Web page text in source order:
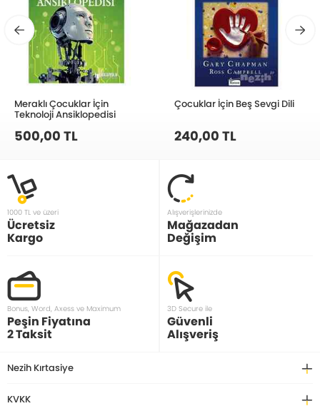
Meraklı Çocuklar İçin
Teknoloji Ansiklopedisi
500,00 TL
Çocuklar İçin Beş Sevgi Dili
240,00 TL
1000 TL ve üzeri
Ücretsiz
Kargo
Alışverişlerinizde
Mağazadan
Değişim
Bonus, Word, Axess ve Maximum
Peşin Fiyatına
2 Taksit
3D Secure ile
Güvenli
Alışveriş
Nezih Kırtasiye
KVKK